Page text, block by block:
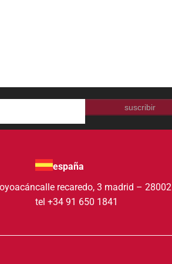
suscribir
españa
calle recaredo, 3 madrid – 28002
tel +34 91 650 1841